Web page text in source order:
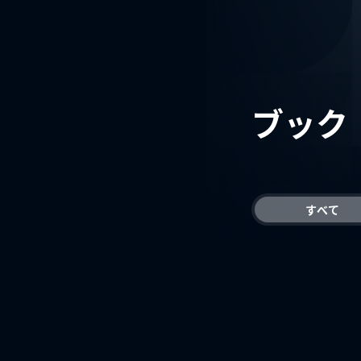
ブック
すべて